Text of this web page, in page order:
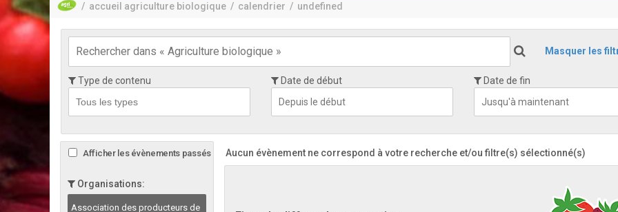
/ accueil agriculture biologique / calendrier / undefined
Masquer les
Type de contenu Date de début Date de fin
Afficher les évènements passés
Organisations:
Association des producteurs de
Aucun évènement ne correspond à votre recherche et/ou filtre(s) sélectionné(s)